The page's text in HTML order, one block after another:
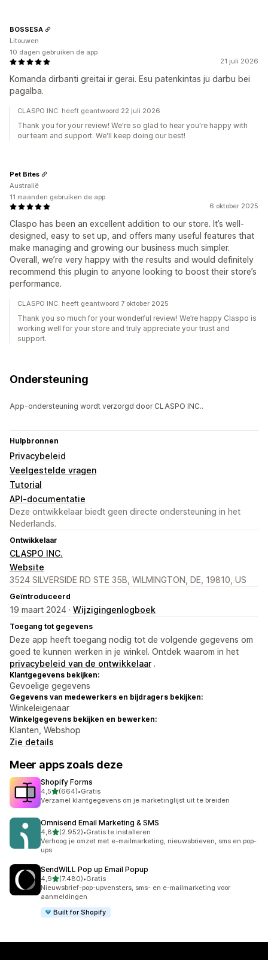
21 juli 2026
Komanda dirbanti greitai ir gerai. Esu patenkintas ju darbu bei
pagalba.
BOSSESA
Litouwen
10 dagen gebruiken de app
CLASPO INC. heeft geantwoord 22 juli 2026
Thank you for your review! We're so glad to hear you're happy with
our team and support. We'll keep doing our best!
6 oktober 2025
Claspo has been an excellent addition to our store. It’s well-
designed, easy to set up, and offers many useful features that
make managing and growing our business much simpler.
Overall, we’re very happy with the results and would definitely
recommend this plugin to anyone looking to boost their store’s
performance.
Pet Bites
Australië
11 maanden gebruiken de app
CLASPO INC. heeft geantwoord 7 oktober 2025
Thank you so much for your wonderful review! We’re happy Claspo is
working well for your store and truly appreciate your trust and
support.
Ondersteuning
App-ondersteuning wordt verzorgd door CLASPO INC..
Hulpbronnen
Privacybeleid
Veelgestelde vragen
Tutorial
API-documentatie
Deze ontwikkelaar biedt geen directe ondersteuning in het
Nederlands.
Ontwikkelaar
CLASPO INC.
Website
3524 SILVERSIDE RD STE 35B, WILMINGTON, DE, 19810, US
Geïntroduceerd
19 maart 2024 · Wijzigingenlogboek
Toegang tot gegevens
Deze app heeft toegang nodig tot de volgende gegevens om
goed te kunnen werken in je winkel. Ontdek waarom in het
privacybeleid van de ontwikkelaar .
Klantgegevens bekijken:
Gevoelige gegevens
Gegevens van medewerkers en bijdragers bekijken:
Winkeleigenaar
Winkelgegevens bekijken en bewerken:
Klanten, Webshop
Zie details
Meer apps zoals deze
Shopify Forms
4,5van 5 sterren
(664)
664 recensies in totaal
•Gratis
Verzamel klantgegevens om je marketinglijst uit te breiden
Omnisend Email Marketing & SMS
4,8van 5 sterren
(2.952)
2952 recensies in totaal
•Gratis te installeren
Verhoog je omzet met e-mailmarketing, nieuwsbrieven, sms en pop-
ups
SendWILL Pop up Email Popup
4,9van 5 sterren
(7.480)
7480 recensies in totaal
•Gratis
Nieuwsbrief-pop-upvensters, sms- en e-mailmarketing voor
aanmeldingen
Built for Shopify